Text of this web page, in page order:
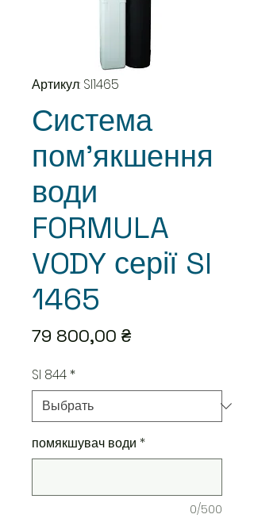
Артикул: SI1465
Система
пом'якшення
води
FORMULA
VODY серії SI
1465
79 800,00 ₴Цена
SI 844 *
помякшувач води *
0/500